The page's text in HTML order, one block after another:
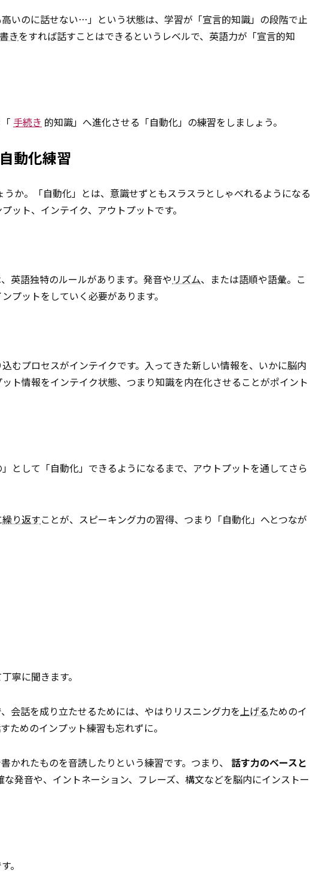
いのに話せない…」という状態は、学習が「宣言的知識」の段階で止
きをすれば話すことはできるというレベルで、英語力が「宣言的知
手続き 的知識」へ進化させる「自動化」の練習をしましょう。
動化練習
か。「自動化」とは、意識せずともスラスラとしゃべれるようになる
ット、インテイク、アウトプットです。
英語独特のルールがあります。発音やリズム、または語順や語彙。こ
プットをしていく必要があります。
むプロセスがインテイクです。入ってきた新しい情報を、いかに脳内
ト情報をインテイク状態、つまり知識を内在化させることがポイント
として「自動化」できるようになるまで、アウトプットを通してさら
繰り返すことが、スピーキング力の習得、つまり「自動化」へとつなが
寧に聞きます。
会話を成り立たせるためには、やはりリスニング力を上げるためのイ
ためのインプット練習も忘れずに。
かれたものを音読したりという練習です。つまり、 話す力のベースと
な発音や、イントネーション、フレーズ、構文などを脳内にインストー
。